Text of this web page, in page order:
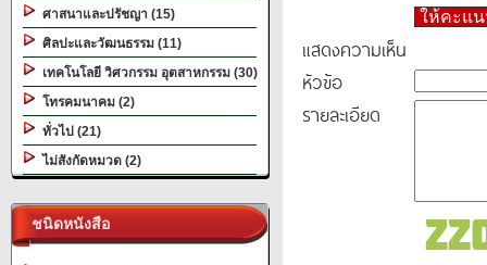
ศาสนาและปรัชญา (15)
ศิลปะและวัฒนธรรม (11)
เทคโนโลยี วิศวกรรม อุตสาหกรรม (30)
โทรคมนาคม (2)
ทั่วไป (21)
ไม่สังกัดหมวด (2)
ชนิดหนังสือ
ให้คะแ
แสดงความเห็น
หัวข้อ
รายละเอียด